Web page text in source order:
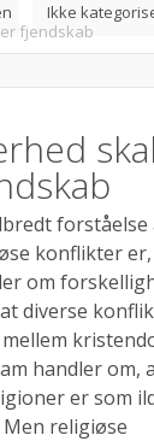
Ikke
fjendskab
forståelse
konflikter er,
om
diverse
mellem
handler om,
er som
Men religiøse